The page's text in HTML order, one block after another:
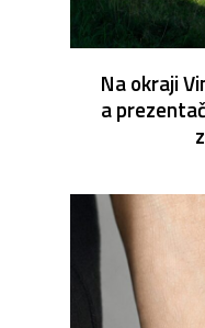
Na okraji
a